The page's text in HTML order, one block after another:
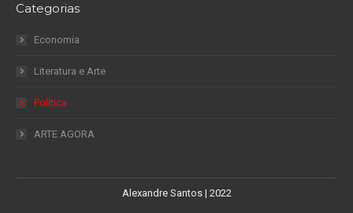
Categorias
Economia
Literatura e Arte
Política
ARTE AGORA
Alexandre Santos | 2022